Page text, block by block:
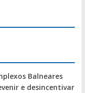
Balneares
e desincentivar